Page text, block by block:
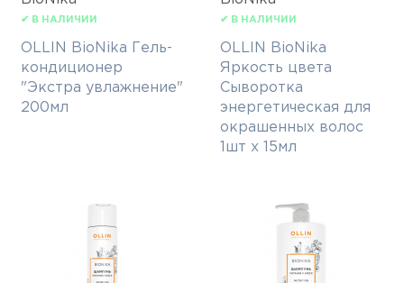
✔ В НАЛИЧИИ
OLLIN BioNika Гель-
кондиционер
"Экстра увлажнение"
200мл
✔ В НАЛИЧИИ
OLLIN BioNika
Яркость цвета
Сыворотка
энергетическая для
окрашенных волос
1шт х 15мл